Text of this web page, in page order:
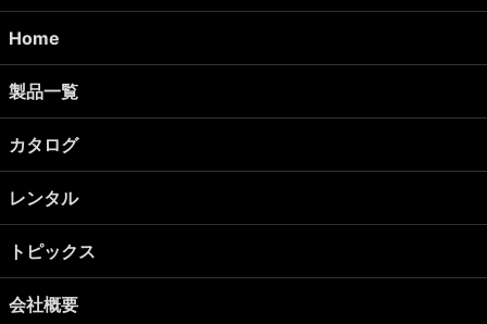
Home
製品一覧
カタログ
レンタル
トピックス
会社概要